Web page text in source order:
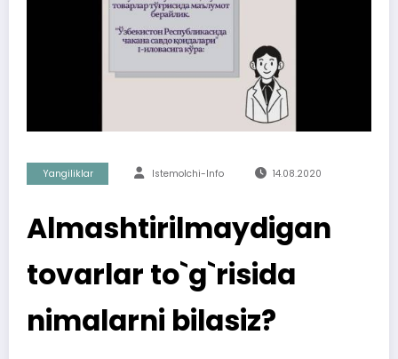
Yangiliklar Istemolchi-Info 14.08.2020
Almashtirilmaydigan
tovarlar to`g`risida
nimalarni bilasiz?